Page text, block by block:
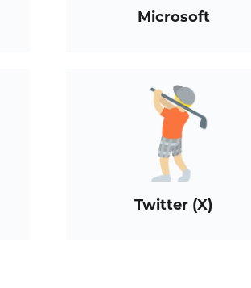
Microsoft
Twitter (X)